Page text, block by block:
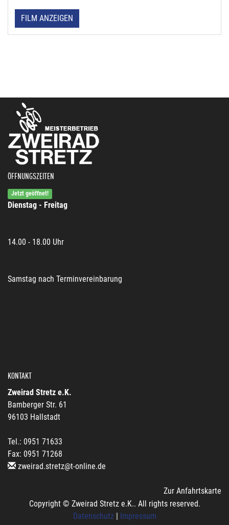
FILM ANZEIGEN
ÖFFNUNGSZEITEN
Jetzt geöffnet!
Dienstag - Freitag
14.00 - 18.00 Uhr
Samstag nach Terminvereinbarung
KONTAKT
Zweirad Stretz e.K.
Bamberger Str. 61
96103 Hallstadt
Tel.: 0951 71633
Fax: 0951 71268
zweirad.stretz@t-online.de
Zur Anfahrtskarte
Copyright © Zweirad Stretz e.K.. All rights reserved.
Datenschutz| Impressum